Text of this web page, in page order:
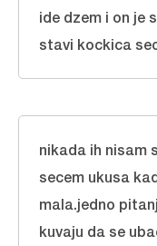
ide dzem i on je
stavi kockica
nikada ih nisam
secem ukusa
mala.jedno
kuvaju da se